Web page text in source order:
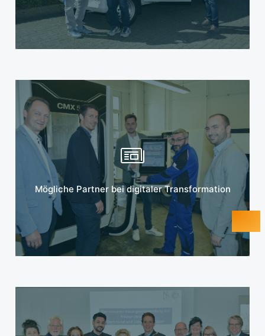
Mögliche Partner bei digitaler Transformation
Mehr erfahren